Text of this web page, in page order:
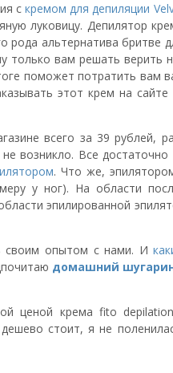
с кремом для депиляции
луковицу. Депилятор
альтернатива бритве
только вам решать верить
поможет потратить вам
этот крем на сайте
всего за 39 рублей,
не возникло. Все достаточно
. Что же,
у ног). На области
эпилированной
своим опытом с нами. И
домашний
ценой крема fito
стоит, я не